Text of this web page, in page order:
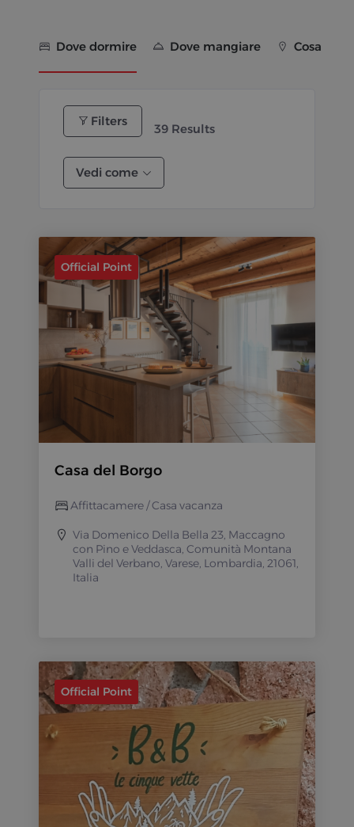
Dove dormire Dove mangiare Cosa
Filters
39Results
Vedi come
Official Point
Casa del Borgo
Affittacamere / Casa vacanza
Via Domenico Della Bella 23, Maccagno
con Pino e Veddasca, Comunità Montana
Valli del Verbano, Varese, Lombardia, 21061,
Italia
Official Point